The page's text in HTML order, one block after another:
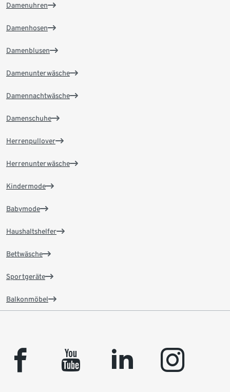
Damenuhren
Damenhosen
Damenblusen
Damenunterwäsche
Damennachtwäsche
Damenschuhe
Herrenpullover
Herrenunterwäsche
Kindermode
Babymode
Haushaltshelfer
Bettwäsche
Sportgeräte
Balkonmöbel
facebook youtube linkedin instagram